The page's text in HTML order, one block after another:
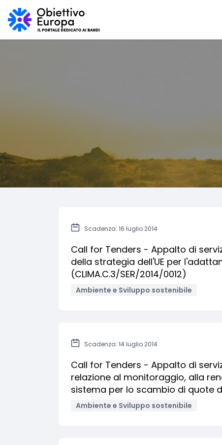
Scadenza: 16 luglio 2014
Call for Tenders - Appalto di
della strategia dell'UE per
(CLIMA.C.3/SER/2014/0012)
Ambiente e Sviluppo sostenibile
Scadenza: 14 luglio 2014
Call for Tenders - Appalto di
relazione al monitoraggio, alla
sistema per lo scambio di quote di
Ambiente e Sviluppo sostenibile